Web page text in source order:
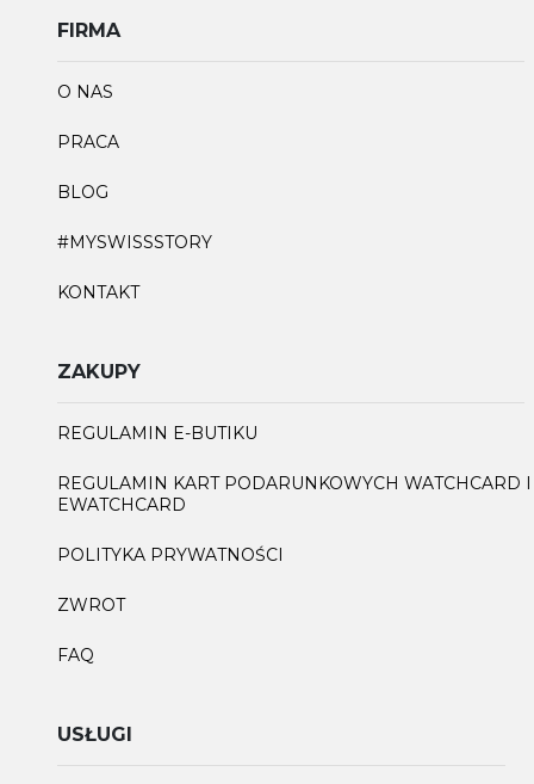
FIRMA
O NAS
PRACA
BLOG
#MYSWISSSTORY
KONTAKT
ZAKUPY
REGULAMIN E-BUTIKU
REGULAMIN KART PODARUNKOWYCH WATCHCARD I
EWATCHCARD
POLITYKA PRYWATNOŚCI
ZWROT
FAQ
USŁUGI